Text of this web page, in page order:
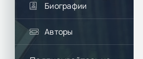
Биографии
Авторы